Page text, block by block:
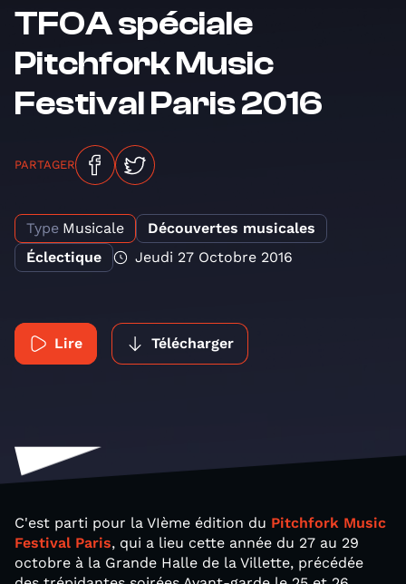
TFOA spéciale
Pitchfork Music
Festival Paris 2016
PARTAGER
Type Musicale
Découvertes musicales
Éclectique
Jeudi 27 Octobre 2016
Lire Télécharger
C'est parti pour la VIème édition du Pitchfork Music
Festival Paris, qui a lieu cette année du 27 au 29
octobre à la Grande Halle de la Villette, précédée